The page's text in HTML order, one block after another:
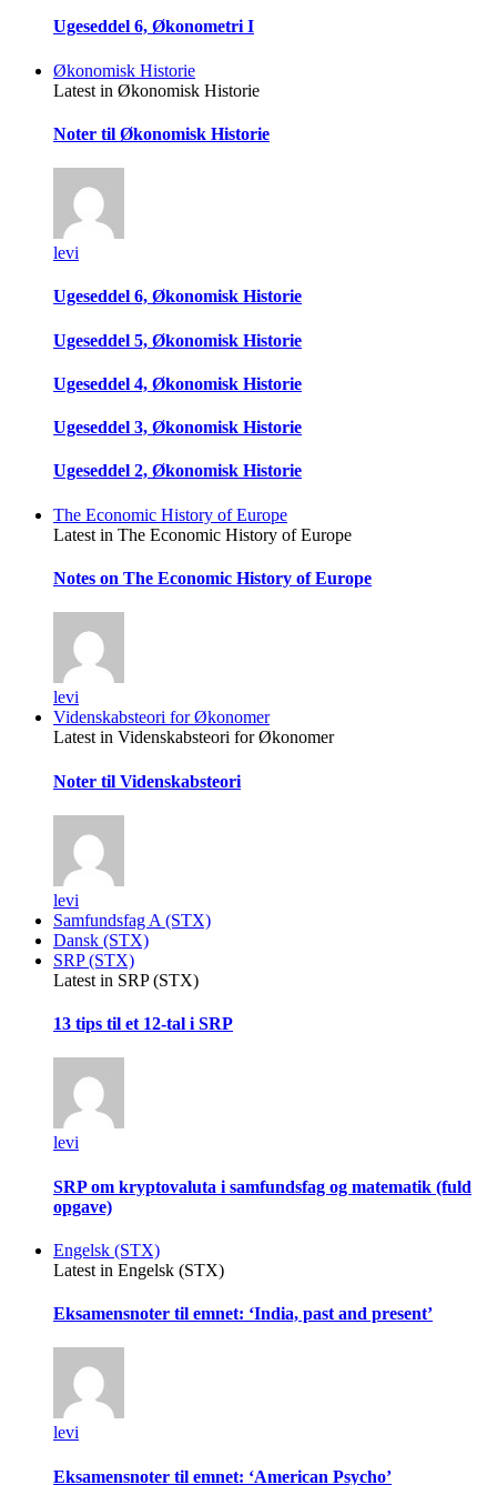
Ugeseddel 6, Økonometri I
Økonomisk Historie
Latest in Økonomisk Historie
Noter til Økonomisk Historie
levi
Ugeseddel 6, Økonomisk Historie
Ugeseddel 5, Økonomisk Historie
Ugeseddel 4, Økonomisk Historie
Ugeseddel 3, Økonomisk Historie
Ugeseddel 2, Økonomisk Historie
The Economic History of Europe
Latest in The Economic History of Europe
Notes on The Economic History of Europe
levi
Videnskabsteori for Økonomer
Latest in Videnskabsteori for Økonomer
Noter til Videnskabsteori
levi
Samfundsfag A (STX)
Dansk (STX)
SRP (STX)
Latest in SRP (STX)
13 tips til et 12-tal i SRP
levi
SRP om kryptovaluta i samfundsfag og matematik (fuld
opgave)
Engelsk (STX)
Latest in Engelsk (STX)
Eksamensnoter til emnet: ‘India, past and present’
levi
Eksamensnoter til emnet: ‘American Psycho’